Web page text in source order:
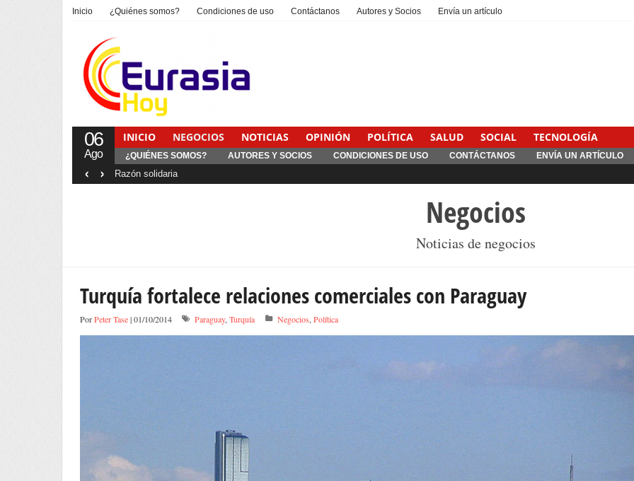
Inicio ¿Quiénes somos? Condiciones de uso Contáctanos Autores y Socios Envía un artículo
06
Ago
INICIO NEGOCIOS NOTICIAS OPINIÓN POLÍTICA SALUD SOCIAL TECNOLOGÍA
¿QUIÉNES SOMOS? AUTORES Y SOCIOS CONDICIONES DE USO CONTÁCTANOS ENVÍA UN ARTÍCULO
Interventionism estatal
‹ ›
Negocios
Noticias de negocios
Turquía fortalece relaciones comerciales con Paraguay
PorPeter Tase| 01/10/2014 Paraguay, Turquía Negocios, Política